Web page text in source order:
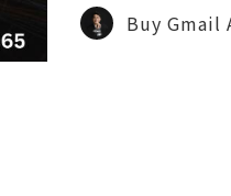
d verified
fast delivery for
Buy Gmail